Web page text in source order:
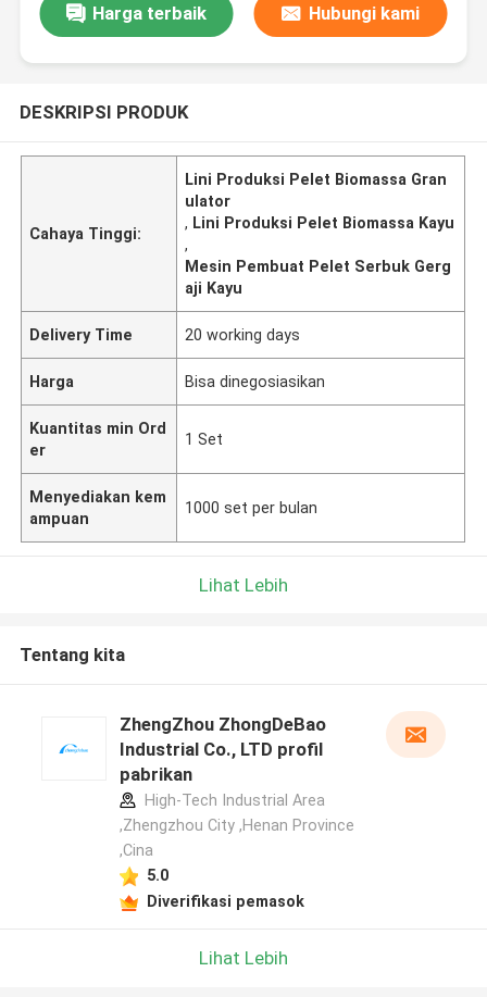
Harga terbaik Hubungi kami
DESKRIPSI PRODUK
Cahaya Tinggi:
Lini Produksi Pelet Biomassa Gran
ulator
, Lini Produksi Pelet Biomassa Kayu
,
Mesin Pembuat Pelet Serbuk Gerg
aji Kayu
Delivery Time 20 working days
Harga Bisa dinegosiasikan
Kuantitas min Ord
er
1 Set
Menyediakan kem
ampuan
1000 set per bulan
Lihat Lebih
Tentang kita
ZhengZhou ZhongDeBao
Industrial Co., LTD profil
pabrikan
High-Tech Industrial Area
,Zhengzhou City ,Henan Province
,Cina
5.0
Diverifikasi pemasok
Lihat Lebih